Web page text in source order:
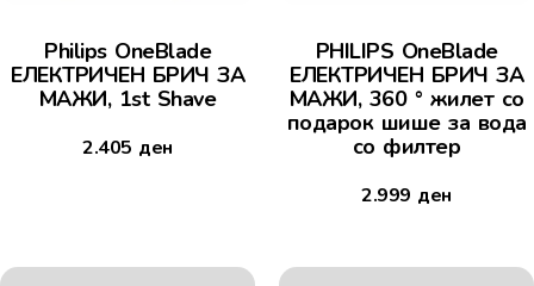
Philips OneBlade
ЕЛЕКТРИЧЕН БРИЧ ЗА
МАЖИ, 1st Shave
2.405 ден
PHILIPS OneBlade
ЕЛЕКТРИЧЕН БРИЧ ЗА
МАЖИ, 360 ° жилет со
подарок шише за вода
со филтер
2.999 ден